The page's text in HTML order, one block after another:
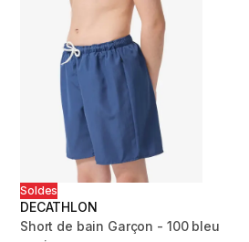
Soldes
DECATHLON
Short de bain Garçon - 100 bleu